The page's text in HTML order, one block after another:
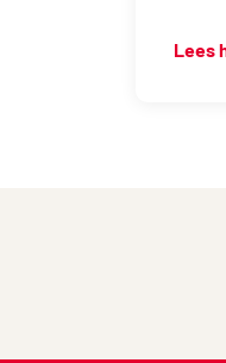
Lees